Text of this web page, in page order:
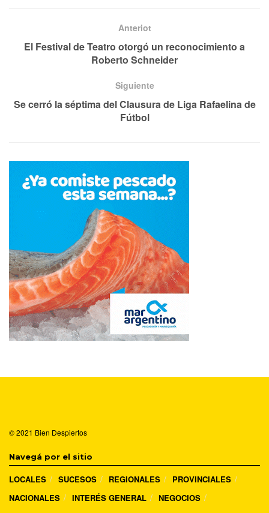
Anteriot
El Festival de Teatro otorgó un reconocimiento a
Roberto Schneider
Siguiente
Se cerró la séptima del Clausura de Liga Rafaelina de
Fútbol
© 2021 Bien Despiertos
Navegá por el sitio
LOCALES SUCESOS REGIONALES
PROVINCIALES
NACIONALES
INTERÉS GENERAL
NEGOCIOS